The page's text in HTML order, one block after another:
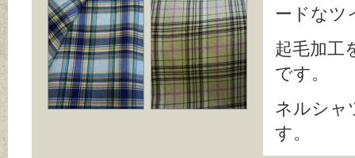
ードなツ
起毛加工
です。
ネルシャ
す。